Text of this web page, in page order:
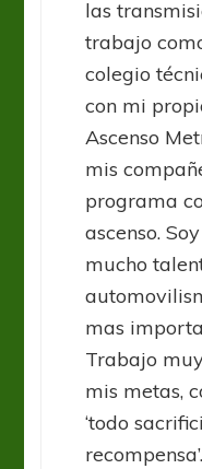
las
trabajo
colegio
con mi
Ascenso
mis
programa
ascenso.
mucho
mas
Trabajo
mis metas,
‘todo